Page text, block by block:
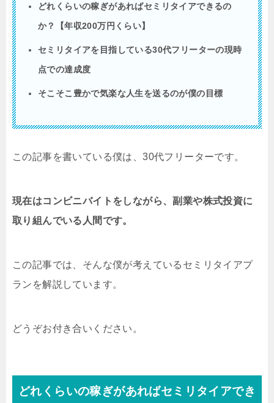
どれくらいの稼ぎがあればセミリタイアできるの
か？【年収200万円くらい】
セミリタイアを目指している30代フリーターの現時
点での達成度
そこそこ豊かで気楽な人生を送るのが僕の目標
この記事を書いている僕は、30代フリーターです。
現在はコンビニバイトをしながら、副業や株式投資に
取り組んでいる人間です。
この記事では、そんな僕が考えているセミリタイアプ
ランを解説しています。
どうぞお付き合いください。
どれくらいの稼ぎがあればセミリタイアでき